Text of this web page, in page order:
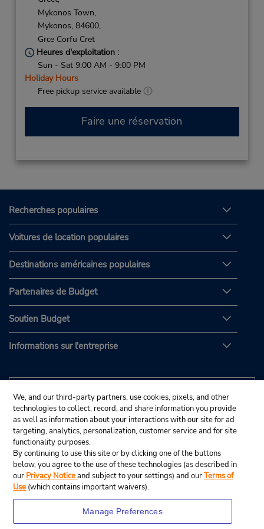
Mykonos Town,
Mykonos, 84600,
Grce Corfu Cret
Heures d'exploitation :
Sun - Sat 9:00 AM - 9:00 PM
Holiday Hours
Free pickup service available
Faire une réservation
Recherches populaires
Voitures de location populaires
Destinations américaines populaires
Partenaires de Budget
Soutien Budget
Informations sur l'entreprise
We, and our third-party partners, use cookies, pixels, and other
technologies to collect, record, and share information you provide
as well as information about your interactions with our site for ad
targeting, analytics, personalization, customer service and for site
functionality purposes.
By continuing to use this site or by clicking one of the buttons
below, you agree to the use of these technologies (as described in
our Privacy Noticeand subject to your settings) and ourTerms of
Use (which contains important waivers).
Manage Preferences